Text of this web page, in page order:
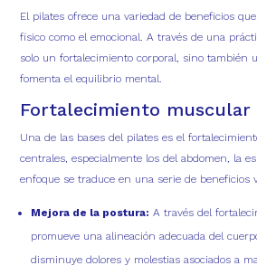
El pilates ofrece una variedad de beneficios
físico como el emocional. A través de una
solo un fortalecimiento corporal, sino también
fomenta el equilibrio mental.
Fortalecimiento
Una de las bases del pilates es el
centrales, especialmente los del abdomen, la
enfoque se traduce en una serie de beneficios
Mejora de la postura: A través del
promueve una alineación adecuada del
disminuye dolores y molestias asociados a